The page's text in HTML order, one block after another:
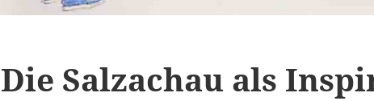
Die Salzachau als